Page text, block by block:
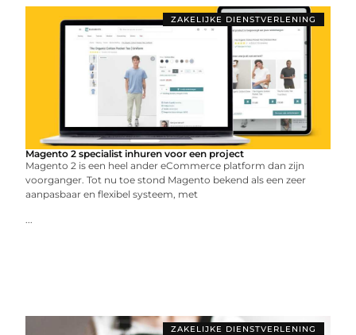
ZAKELIJKE DIENSTVERLENING
Magento 2 specialist inhuren voor een project
Magento 2 is een heel ander eCommerce platform dan zijn
voorganger. Tot nu toe stond Magento bekend als een zeer
aanpasbaar en flexibel systeem, met
...
ZAKELIJKE DIENSTVERLENING